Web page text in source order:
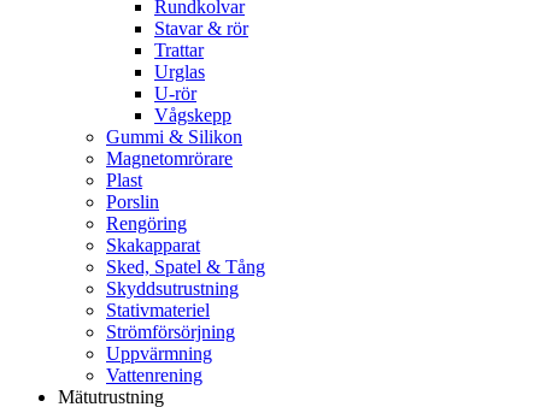
Rundkolvar
Stavar & rör
Trattar
Urglas
U-rör
Vågskepp
Gummi & Silikon
Magnetomrörare
Plast
Porslin
Rengöring
Skakapparat
Sked, Spatel & Tång
Skyddsutrustning
Stativmateriel
Strömförsörjning
Uppvärmning
Vattenrening
Mätutrustning